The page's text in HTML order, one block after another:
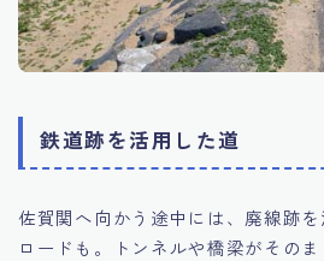
鉄道跡を活用した道
佐賀関へ向かう途中には、廃線跡
ロードも。トンネルや橋梁がその